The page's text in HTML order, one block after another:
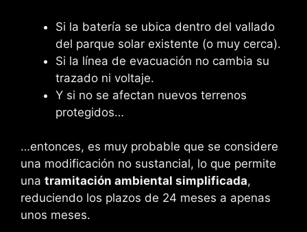
Si la batería se ubica dentro del vallado
del parque solar existente (o muy cerca).
Si la línea de evacuación no cambia su
trazado ni voltaje.
Y si no se afectan nuevos terrenos
protegidos…
…entonces, es muy probable que se considere
una modificación no sustancial, lo que permite
una tramitación ambiental simplificada,
reduciendo los plazos de 24 meses a apenas
unos meses.